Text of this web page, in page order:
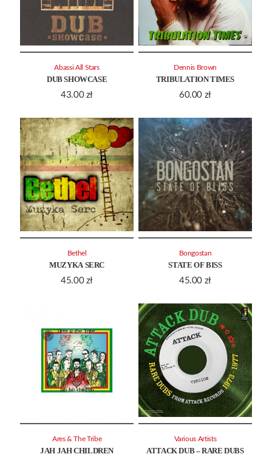
DUB SHOWCASE
43.00 zł
Abassi All Stars
TRIBULATION TIMES
60.00 zł
Dennis Brown
MUZYKA SERC
45.00 zł
Bethel
STATE OF BISS
45.00 zł
Bongostan
JAH JAH CHILDREN
Ares & The Tribe
ATTACK DUB – RARE DUBS
Various Artists